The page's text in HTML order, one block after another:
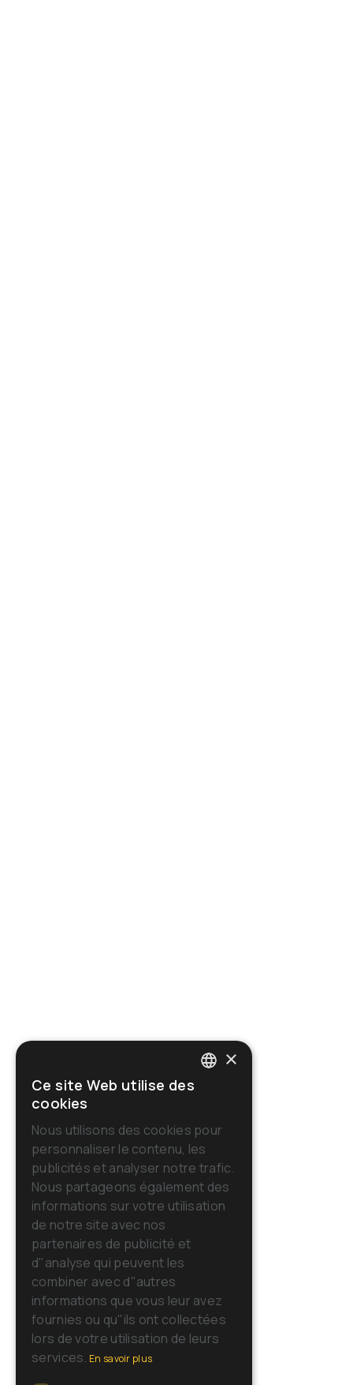
ITALIAN
FRENCH
GERMAN
SPANISH
RUSSIAN
×
Ce site Web utilise des
cookies
Nous utilisons des cookies pour
personnaliser le contenu, les
publicités et analyser notre trafic.
Nous partageons également des
informations sur votre utilisation
de notre site avec nos
partenaires de publicité et
d"analyse qui peuvent les
combiner avec d"autres
informations que vous leur avez
fournies ou qu"ils ont collectées
lors de votre utilisation de leurs
services. En savoir plus